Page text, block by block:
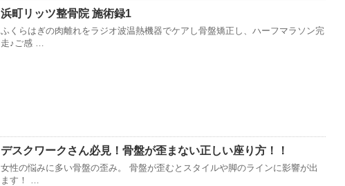
浜町リッツ整骨院 施術録1
ふくらはぎの肉離れをラジオ波温熱機器でケアし骨盤矯正し、ハーフマラソン完
走♪ご感 …
デスクワークさん必見！骨盤が歪まない正しい座り方！！
女性の悩みに多い骨盤の歪み。 骨盤が歪むとスタイルや脚のラインに影響が出
ます！ …